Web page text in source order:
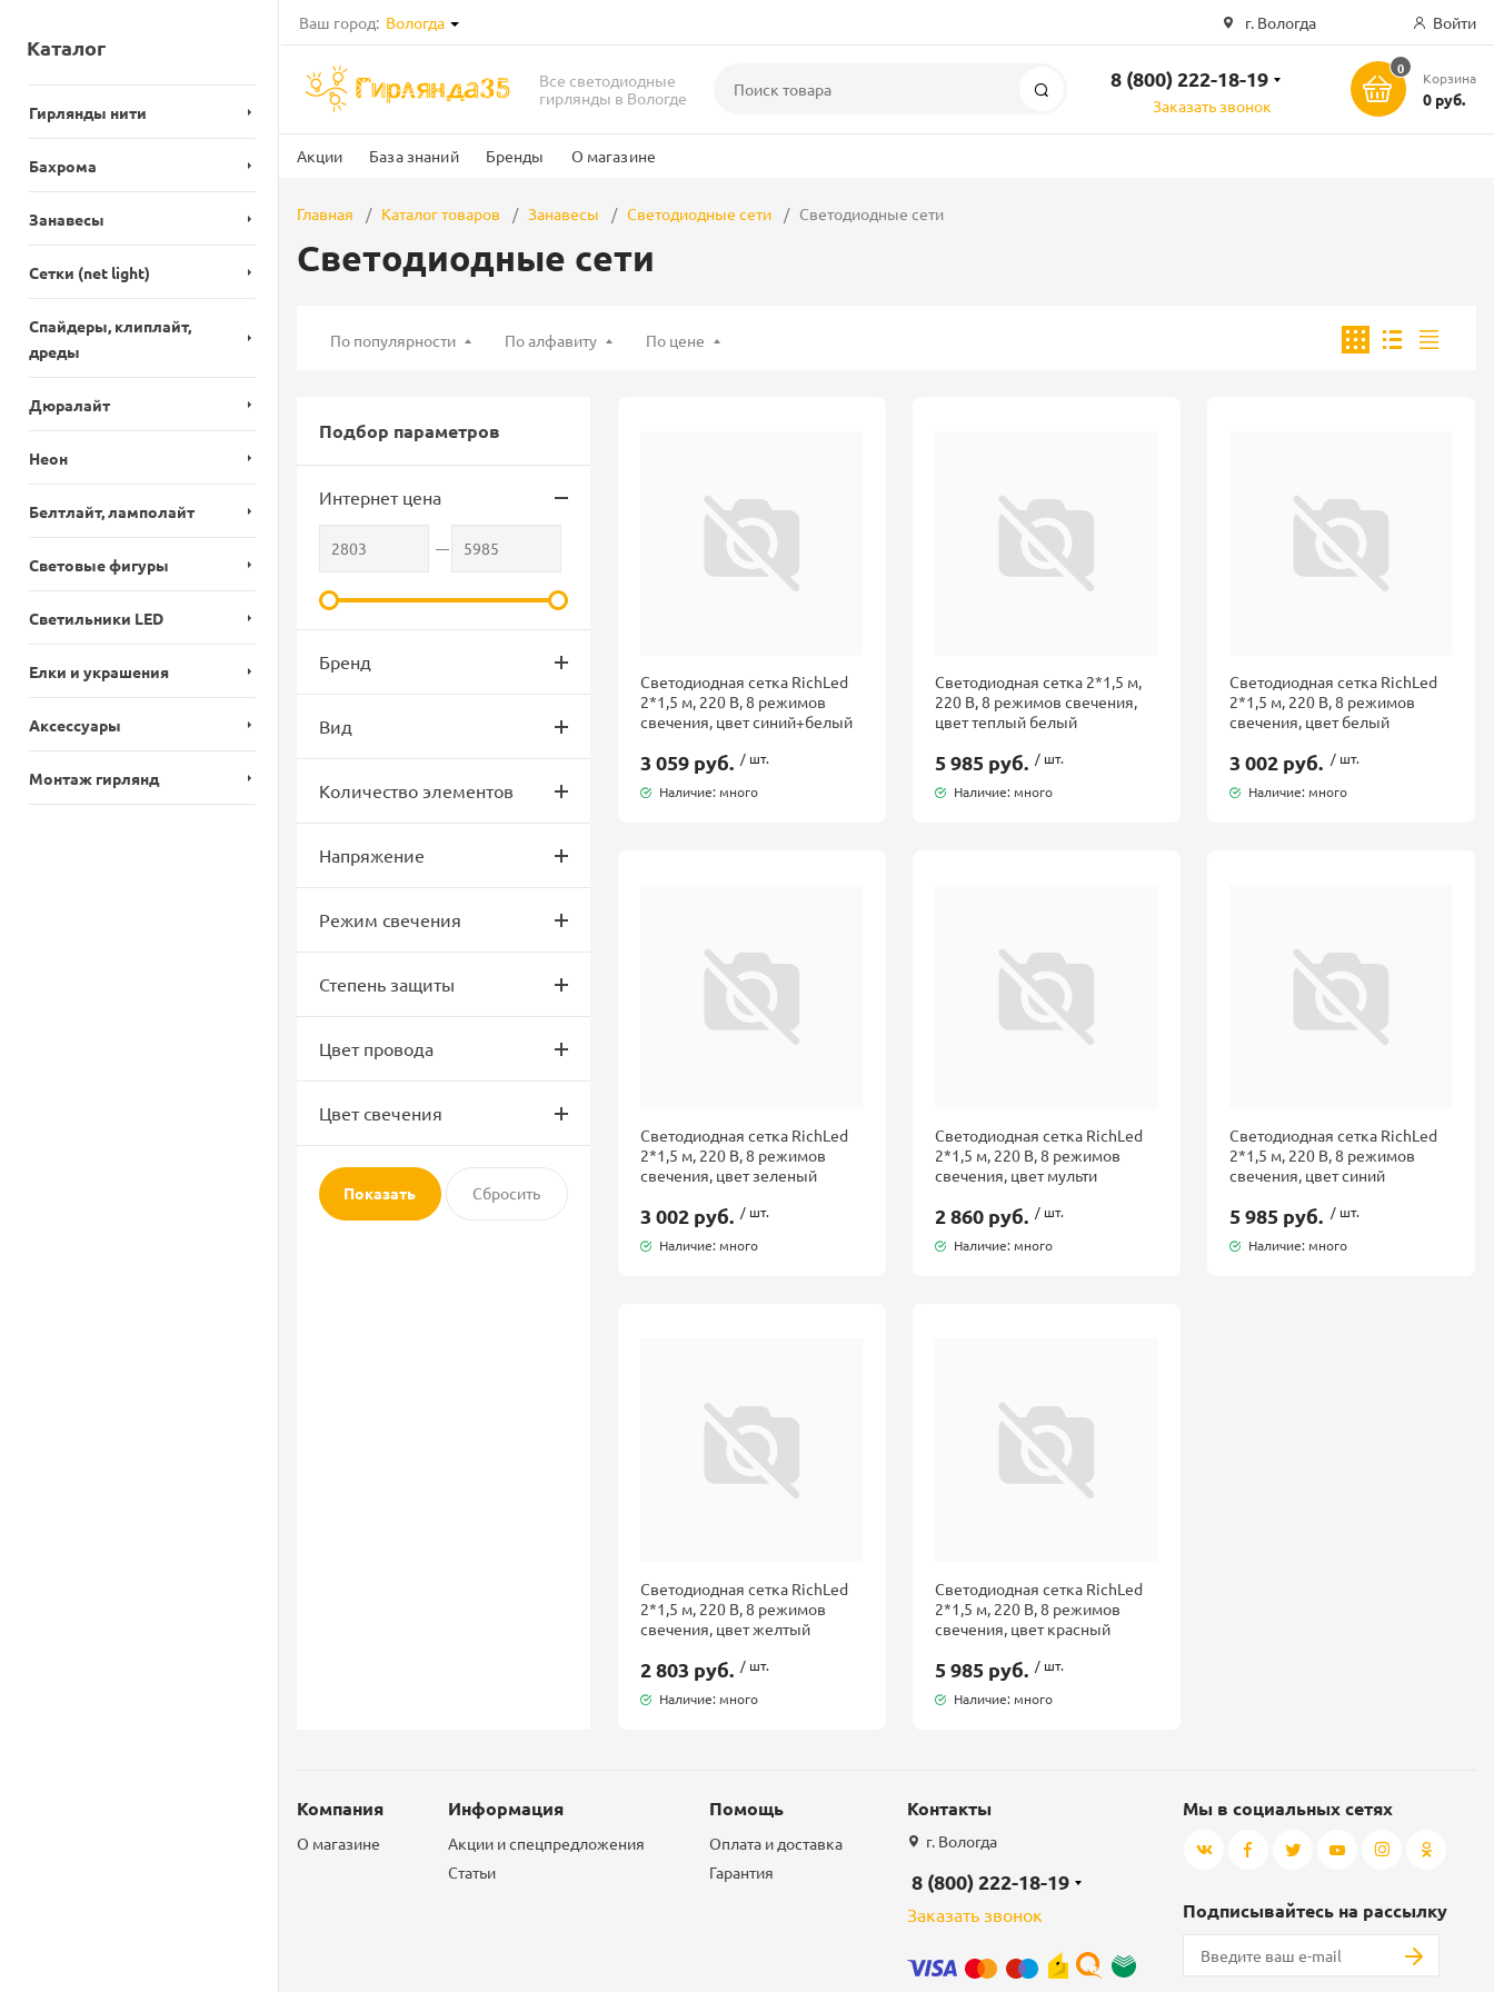
Ваш город: Вологда г. Вологда Войти
Все светодиодные
гирлянды в Вологде
8 (800) 222-18-19
Заказать звонок
0
Корзина
0 руб.
Акции База знаний Бренды О магазине
Каталог
Гирлянды нити
Бахрома
Занавесы
Сетки (net light)
Спайдеры, клиплайт,
дреды
Дюралайт
Неон
Белтлайт, ламполайт
Световые фигуры
Светильники LED
Елки и украшения
Аксессуары
Монтаж гирлянд
Главная Каталог товаров Занавесы Светодиодные сети Светодиодные сети
Светодиодные сети
По популярности По алфавиту По цене
Подбор параметров
Интернет цена
Бренд
Вид
Количество элементов
Напряжение
Режим свечения
Степень защиты
Цвет провода
Цвет свечения
Светодиодная сетка RichLed
2*1,5 м, 220 В, 8 режимов
свечения, цвет синий+белый
3 059 руб. / шт.
Наличие: много
Светодиодная сетка 2*1,5 м,
220 В, 8 режимов свечения,
цвет теплый белый
5 985 руб. / шт.
Наличие: много
Светодиодная сетка RichLed
2*1,5 м, 220 В, 8 режимов
свечения, цвет белый
3 002 руб. / шт.
Наличие: много
Светодиодная сетка RichLed
2*1,5 м, 220 В, 8 режимов
свечения, цвет зеленый
3 002 руб. / шт.
Наличие: много
Светодиодная сетка RichLed
2*1,5 м, 220 В, 8 режимов
свечения, цвет мульти
2 860 руб. / шт.
Наличие: много
Светодиодная сетка RichLed
2*1,5 м, 220 В, 8 режимов
свечения, цвет синий
5 985 руб. / шт.
Наличие: много
Светодиодная сетка RichLed
2*1,5 м, 220 В, 8 режимов
свечения, цвет желтый
2 803 руб. / шт.
Наличие: много
Светодиодная сетка RichLed
2*1,5 м, 220 В, 8 режимов
свечения, цвет красный
5 985 руб. / шт.
Наличие: много
Компания
О магазине
Информация
Акции и спецпредложения
Статьи
Помощь
Оплата и доставка
Гарантия
Контакты
г. Вологда
8 (800) 222-18-19
Заказать звонок
Мы в социальных сетях
Подписывайтесь на рассылку